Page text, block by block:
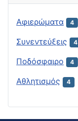
Αφιερώματα 4
Συνεντεύξεις 4
Ποδόσφαιρο 4
Αθλητισμός 4